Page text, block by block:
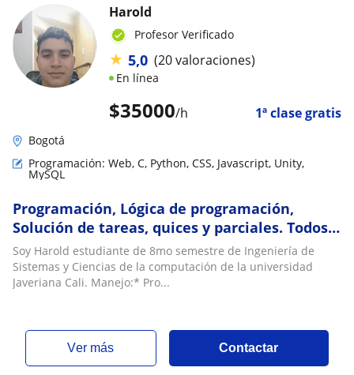
$35000/h 1ª clase gratis
Harold
Profesor Verificado
★ 5,0 (20 valoraciones)
En línea
Bogotá
Programación: Web, C, Python, CSS, Javascript, Unity,
MySQL
Programación, Lógica de programación,
Solución de tareas, quices y parciales. Todos
los lenguajes
Soy Harold estudiante de 8mo semestre de Ingeniería de
Sistemas y Ciencias de la computación de la universidad
Javeriana Cali. Manejo:* Pro...
ver más Contactar